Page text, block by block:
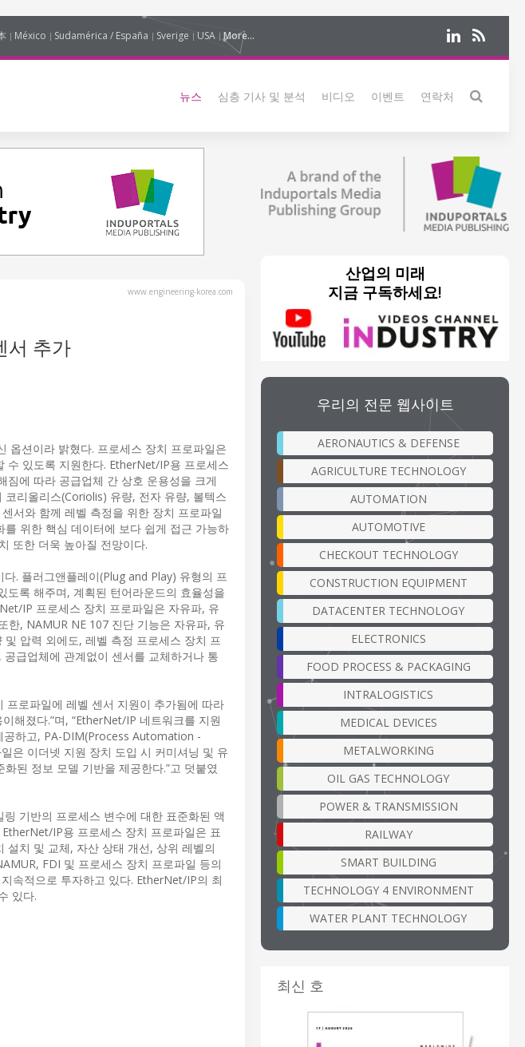
México Sudamérica / España Sverige USA More...
뉴스 심층 기사 및 분석 비디오 이벤트 연락처
www.engineering-korea.com
서 추가
옵션이라 밝혔다. 프로세스 장치 프로파일은
수 있도록 지원한다. EtherNet/IP용 프로세스
에 따라 공급업체 간 상호 운용성을 크게
리올리스(Coriolis) 유량, 전자 유량, 볼텍스
서와 함께 레벨 측정을 위한 장치 프로파일
위한 핵심 데이터에 보다 쉽게 접근 가능하
또한 더욱 높아질 전망이다.
. 플러그앤플레이(Plug and Play) 유형의 프
도록 해주며, 계획된 턴어라운드의 효율성을
IP 프로세스 장치 프로파일은 자유파, 유
한, NAMUR NE 107 진단 기능은 자유파, 유
압력 외에도, 레벨 측정 프로세스 장치 프
급업체에 관계없이 센서를 교체하거나 통
로파일에 레벨 센서 지원이 추가됨에 따라
해졌다.”며, “EtherNet/IP 네트워크를 지원
공하고, PA-DIM(Process Automation -
은 이더넷 지원 장치 도입 시 커미셔닝 및 유
된 정보 모델 기반을 제공한다.”고 덧붙였
기반의 프로세스 변수에 대한 표준화된 액
IP용 프로세스 장치 프로파일은 표
치 및 교체, 자산 상태 개선, 상위 레벨의
FDI 및 프로세스 장치 프로파일 등의
속적으로 투자하고 있다. EtherNet/IP의 최
있다.
산업의 미래
지금 구독하세요!
우리의 전문 웹사이트
AERONAUTICS & DEFENSE
AGRICULTURE TECHNOLOGY
AUTOMATION
AUTOMOTIVE
CHECKOUT TECHNOLOGY
CONSTRUCTION EQUIPMENT
DATACENTER TECHNOLOGY
ELECTRONICS
FOOD PROCESS & PACKAGING
INTRALOGISTICS
MEDICAL DEVICES
METALWORKING
OIL GAS TECHNOLOGY
POWER & TRANSMISSION
RAILWAY
SMART BUILDING
TECHNOLOGY 4 ENVIRONMENT
WATER PLANT TECHNOLOGY
최신 호